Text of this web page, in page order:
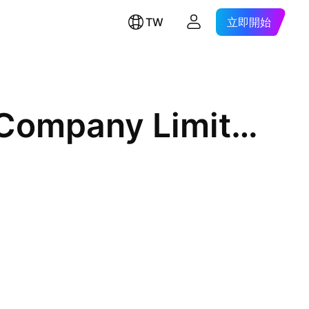
TW 立即開始
Starjoy Wellness and Travel Company Limited